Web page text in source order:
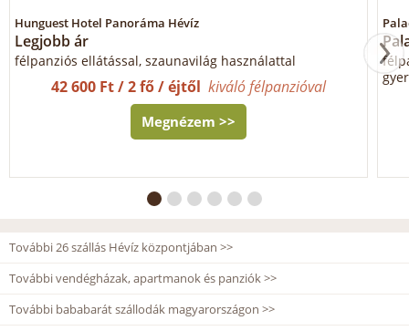
Hunguest Hotel Panoráma Hévíz
Legjobb ár
félpanziós ellátással, szaunavilág használattal
42 600 Ft / 2 fő / éjtőlkiváló félpanzióval
Megnézem >>
További 26 szállás Hévíz központjában >>
További vendégházak, apartmanok és panziók >>
További bababarát szállodák magyarországon >>